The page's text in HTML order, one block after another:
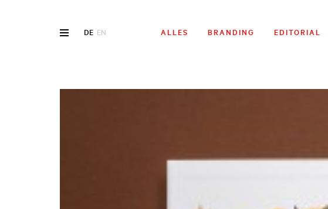
DE EN ALLES BRANDING EDITORIAL